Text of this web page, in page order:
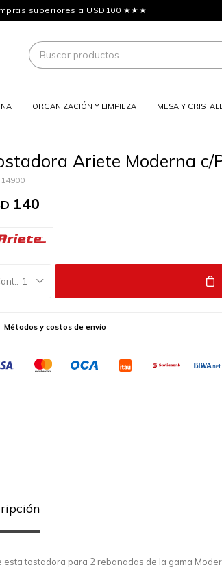
superiores a USD100 ★★★
ORGANIZACIÓN Y LIMPIEZA MESA Y
Ariete Moderna c/
14900
140
1
Métodos y costos de envío
tostadora para 2 rebanadas de la gama